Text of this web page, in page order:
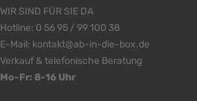
WIR SIND FÜR SIE DA
Hotline: 0 56 95 / 99 100 38
E-Mail: kontakt@ab-in-die-box.de
Verkauf & telefonische Beratung
Mo-Fr: 8-16 Uhr